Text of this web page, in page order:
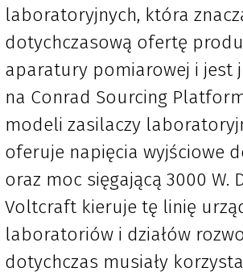
laboratoryjnych, która
dotychczasową ofertę
aparatury pomiarowej i jest
na Conrad Sourcing
modeli zasilaczy
oferuje napięcia wyjściowe
oraz moc sięgającą 3000 W.
Voltcraft kieruje tę linię
laboratoriów i działów
dotychczas musiały